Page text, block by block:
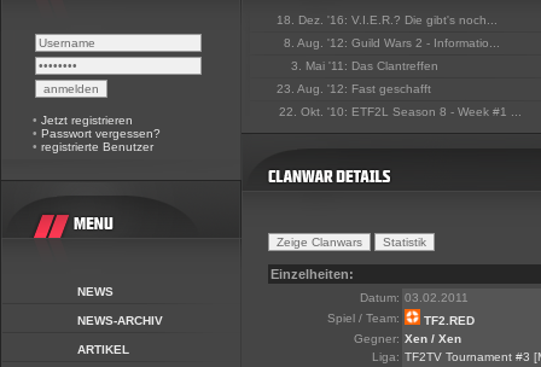
• Jetzt registrieren
• Passwort vergessen?
• registrierte Benutzer
NEWS
NEWS-ARCHIV
ARTIKEL
18. Dez. '16: V.I.E.R.? Die gibt's noch...
8. Aug. '12: Guild Wars 2 - Informatio...
3. Mai '11: Das Clantreffen
23. Aug. '12: Fast geschafft
22. Okt. '10: ETF2L Season 8 - Week #1 ...
Einzelheiten:
Datum: 03.02.2011
Spiel / Team:
TF2.RED
Gegner: Xen / Xen
Liga: TF2TV Tournament #3